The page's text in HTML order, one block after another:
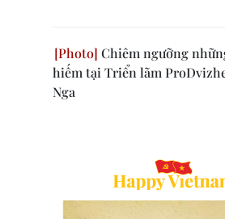
Chiêm ngưỡng
hiếm tại Triển lãm
Nga